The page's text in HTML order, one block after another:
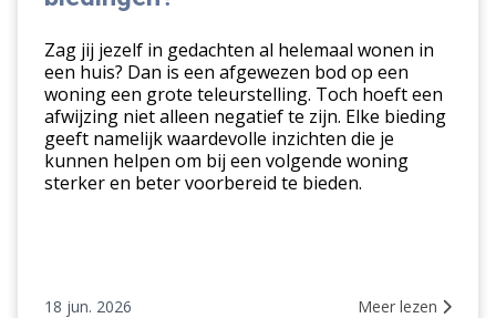
biedingen?
Zag jij jezelf in gedachten al helemaal wonen in
een huis? Dan is een afgewezen bod op een
woning een grote teleurstelling. Toch hoeft een
afwijzing niet alleen negatief te zijn. Elke bieding
geeft namelijk waardevolle inzichten die je
kunnen helpen om bij een volgende woning
sterker en beter voorbereid te bieden.
18 jun. 2026 Meer lezen